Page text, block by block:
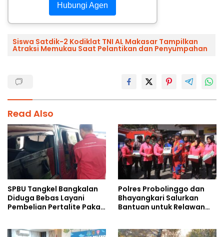
Hubungi Agen
Siswa Satdik-2 Kodiklat TNI AL Makasar Tampilkan
Atraksi Memukau Saat Pelantikan dan Penyumpahan
Read Also
SPBU Tangkel Bangkalan
Diduga Bebas Layani
Pembelian Pertalite Pakai
Polres Probolinggo dan
Bhayangkari Salurkan
Bantuan untuk Relawan